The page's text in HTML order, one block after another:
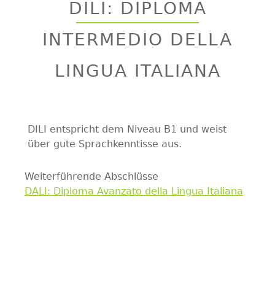
DILI: DIPLOMA
INTERMEDIO DELLA
LINGUA ITALIANA
DILI entspricht dem Niveau B1 und weist
über gute Sprachkenntisse aus.
Weiterführende Abschlüsse
DALI: Diploma Avanzato della Lingua Italiana